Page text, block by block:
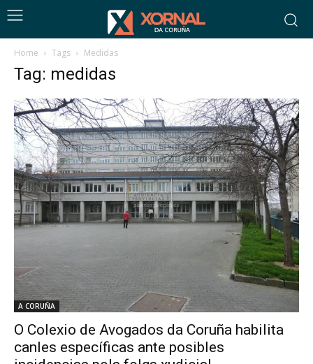
Home Tags Medidas
Tag: medidas
A CORUÑA
O Colexio de Avogados da Coruña habilita
canles específicas ante posibles